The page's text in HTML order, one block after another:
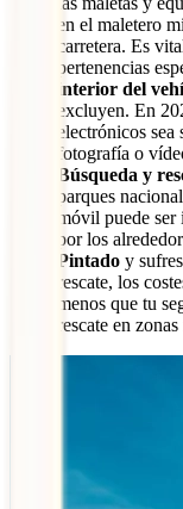
en el maletero
carretera. Es
pertenencias
interior del
excluyen. En
electrónicos
fotografía o
Búsqueda y
parques
móvil puede ser
por los
Pintado y
rescate, los
menos que tu
rescate en zonas